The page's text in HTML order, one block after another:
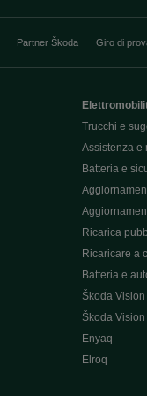
Partner Škoda Giro di
Trucchi e
Assistenza e
Batteria e
Ricarica
Ricaricare a
Batteria e
Škoda Vision
Škoda Vision
Enyaq
Elroq